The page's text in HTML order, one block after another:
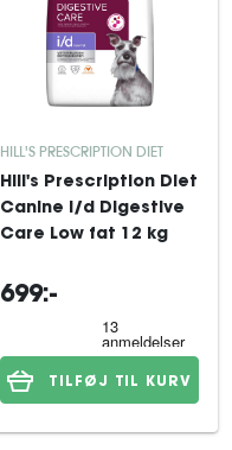
HILL'S PRESCRIPTION DIET
Hill's Prescription Diet
Canine i/d Digestive
Care Low fat 12 kg
699:-
TILFØJ TIL KURV